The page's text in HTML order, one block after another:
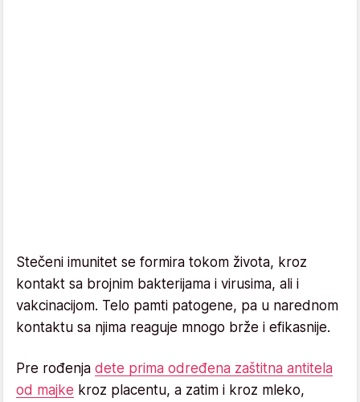
Stečeni imunitet se formira tokom života, kroz
kontakt sa brojnim bakterijama i virusima, ali i
vakcinacijom. Telo pamti patogene, pa u narednom
kontaktu sa njima reaguje mnogo brže i efikasnije.
Pre rođenja dete prima određena zaštitna antitela
od majke kroz placentu, a zatim i kroz mleko,